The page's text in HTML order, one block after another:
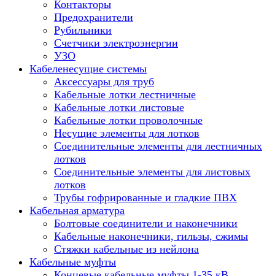
Контакторы
Предохранители
Рубильники
Счетчики электроэнергии
УЗО
Кабеленесущие системы
Аксессуары для труб
Кабельные лотки лестничные
Кабельные лотки листовые
Кабельные лотки проволочные
Несущие элементы для лотков
Соединительные элементы для лестничных
лотков
Соединительные элементы для листовых
лотков
Трубы гофрированные и гладкие ПВХ
Кабельная арматура
Болтовые соединители и наконечники
Кабельные наконечники, гильзы, сжимы
Стяжки кабельные из нейлона
Кабельные муфты